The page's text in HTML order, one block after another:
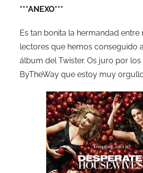
***ANEXO***
Es tan bonita la hermandad entre
lectores que hemos conseguido
álbum del Twister. Os juro por
ByTheWay que estoy muy